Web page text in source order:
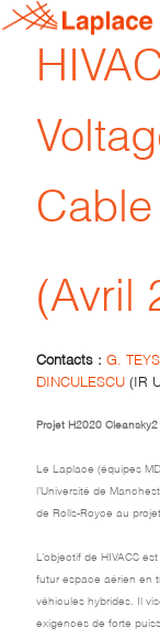
Cable
(Avril
Contacts : G.
DINCULESCU (IR
Projet H2020
Le Laplace (équipes
l’Université de
de Rolls-Royce au projet
L’objectif de HIVACS
futur espace aérien en
véhicules hybrides. Il
exigences de forte